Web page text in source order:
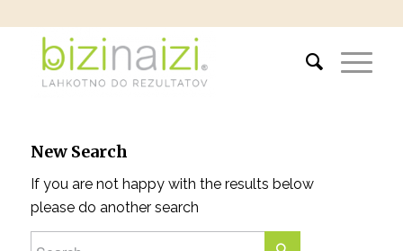
New Search
If you are not happy with the results below
please do another search